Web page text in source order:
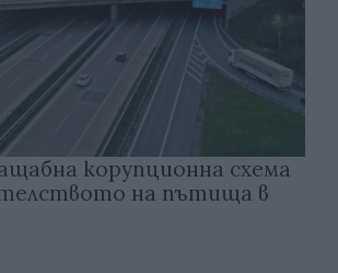
корупционна схема
на пътища в